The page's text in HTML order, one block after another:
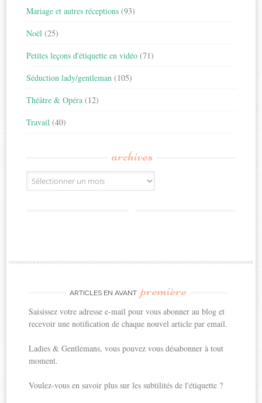
Mariage et autres réceptions (93)
Noël (25)
Petites leçons d'étiquette en vidéo (71)
Séduction lady/gentleman (105)
Théâtre & Opéra (12)
Travail (40)
archives
Archives
ARTICLES EN AVANT première
Saisissez votre adresse e-mail pour vous abonner au blog et
recevoir une notification de chaque nouvel article par email.
Ladies & Gentlemans, vous pouvez vous désabonner à tout
moment.
Voulez-vous en savoir plus sur les subtilités de l'étiquette ?